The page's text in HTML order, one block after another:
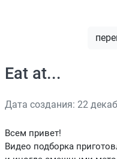
Eat at...
Дата создания: 22
Всем привет!
Видео подборка